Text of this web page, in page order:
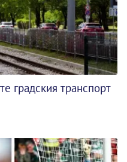
градския транспорт